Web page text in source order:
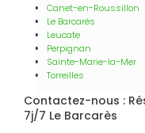
Canet-en-Roussillon
Le Barcarès
Leucate
Perpignan
Sainte-Marie-la-Mer
Torreilles
Contactez-nous :
7j/7 Le Barcarès